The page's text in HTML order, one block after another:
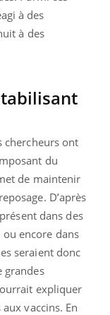
à des
à des
chercheurs ont
du
de maintenir
D’après
dans des
encore dans
seraient donc
grandes
expliquer
vaccins. En